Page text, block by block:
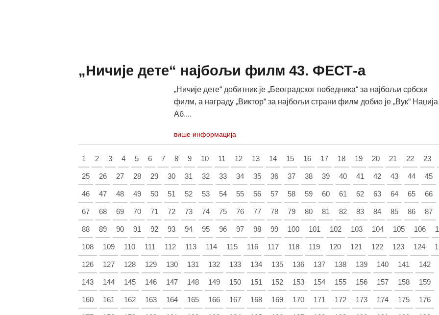
„Ничије дете“ најбољи филм 43. ФЕСТ-а
„Ничије дете“ добитник је „Београдског победника“ за најбољи србски
филм, а награду „Виктор“ за најбољи страни филм добио је „Вук“ Наџија
Аб....
више информација
1 2 3 4 5 6 7 8 9 10 11 12 13 14 15 16 17 18 19 20 21 22 23
25 26 27 28 29 30 31 32 33 34 35 36 37 38 39 40 41 42 43 44 45
46 47 48 49 50 51 52 53 54 55 56 57 58 59 60 61 62 63 64 65 66
67 68 69 70 71 72 73 74 75 76 77 78 79 80 81 82 83 84 85 86 87
88 89 90 91 92 93 94 95 96 97 98 99 100 101 102 103 104 105 106
108 109 110 111 112 113 114 115 116 117 118 119 120 121 122 123 124
126 127 128 129 130 131 132 133 134 135 136 137 138 139 140 141 142
143 144 145 146 147 148 149 150 151 152 153 154 155 156 157 158 159
160 161 162 163 164 165 166 167 168 169 170 171 172 173 174 175 176